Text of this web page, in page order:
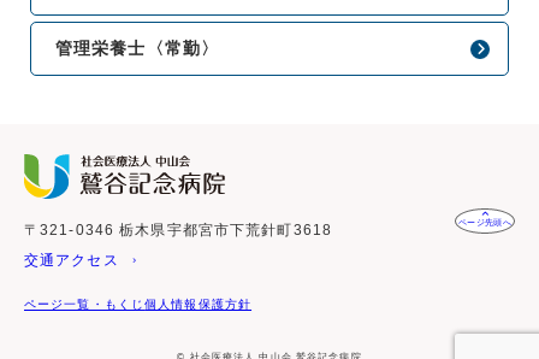
管理栄養士〈常勤〉
〒321-0346 栃木県宇都宮市下荒針町3618
交通アクセス
ページ一覧・もくじ個人情報保護方針
ページ先頭へ